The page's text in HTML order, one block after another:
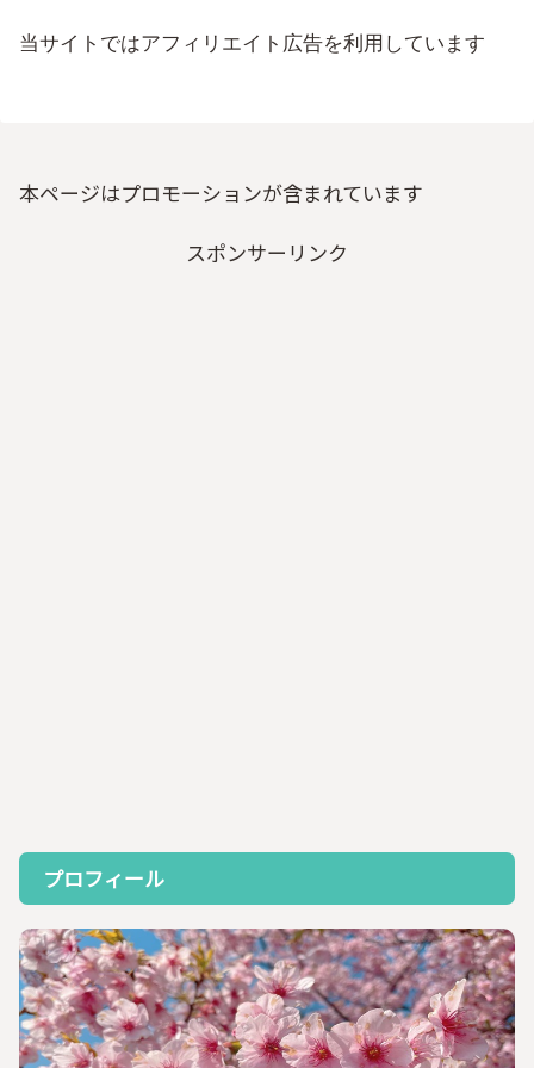
当サイトではアフィリエイト広告を利用しています
本ページはプロモーションが含まれています
スポンサーリンク
プロフィール